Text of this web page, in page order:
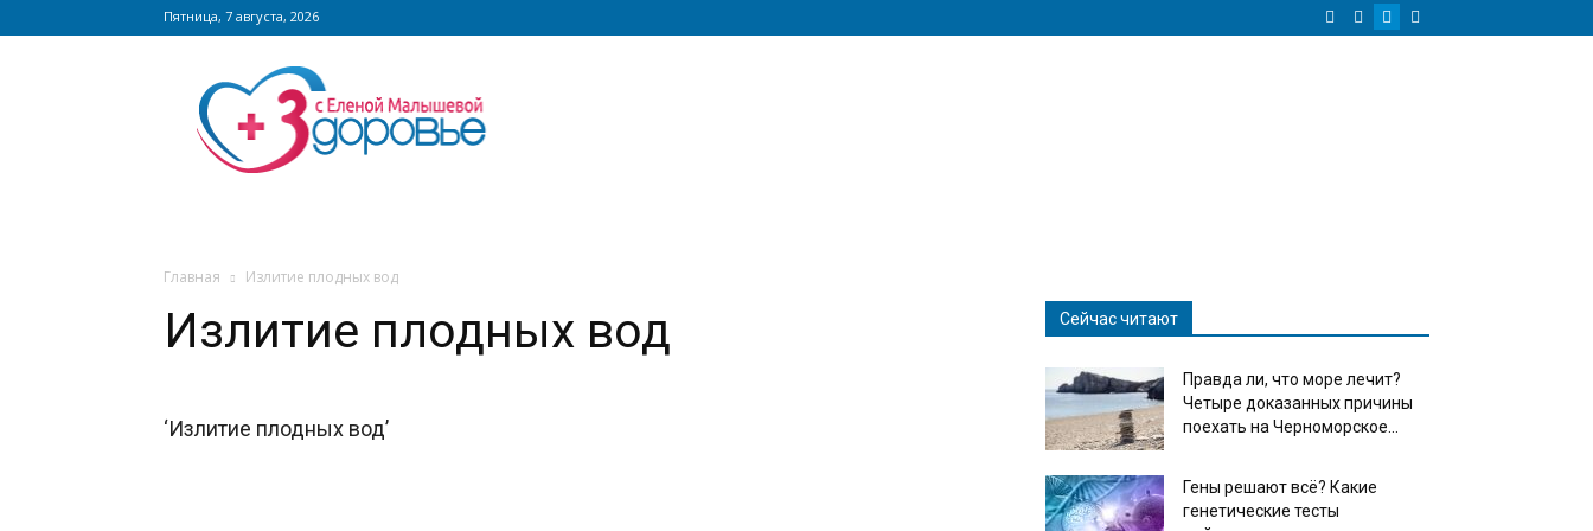
Пятница, 7 августа, 2026
Сайт
zdorovieinfo.ru
крупнейший
медицинский
Главная Излитие плодных вод
Излитие плодных вод
‘Излитие плодных вод’
Сейчас читают
Правда ли, что море лечит?
Четыре доказанных причины
поехать на Черноморское...
Гены решают всё? Какие
генетические тесты